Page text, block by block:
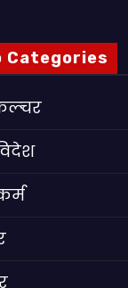
Categories